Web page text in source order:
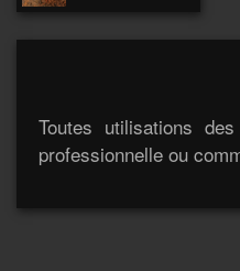
Toutes utilisations
professionnelle ou